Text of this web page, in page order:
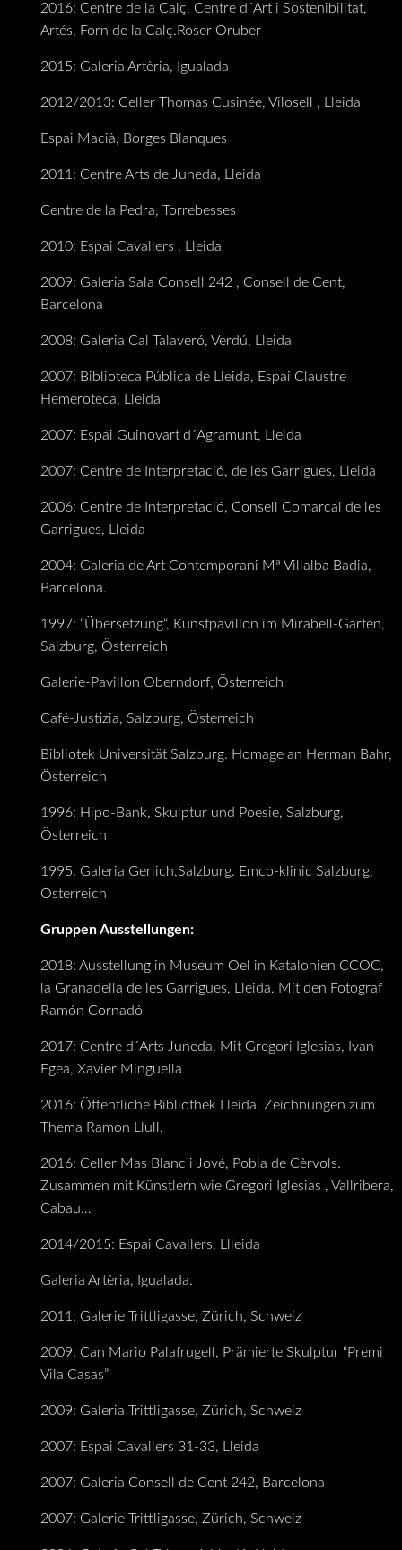
2016: Centre de la Calç, Centre d´Art i Sostenibilitat,
Artés, Forn de la Calç.Roser Oruber
2015: Galeria Artèria, Igualada
2012/2013: Celler Thomas Cusinée, Vilosell , Lleida
Espai Macià, Borges Blanques
2011: Centre Arts de Juneda, Lleida
Centre de la Pedra, Torrebesses
2010: Espai Cavallers , Lleida
2009: Galeria Sala Consell 242 , Consell de Cent,
Barcelona
2008: Galeria Cal Talaveró, Verdú, Lleida
2007: Biblioteca Pública de Lleida, Espai Claustre
Hemeroteca, Lleida
2007: Espai Guinovart d´Agramunt, Lleida
2007: Centre de Interpretació, de les Garrigues, Lleida
2006: Centre de Interpretació, Consell Comarcal de les
Garrigues, Lleida
2004: Galeria de Art Contemporani Mª Villalba Badia,
Barcelona.
1997: “Übersetzung“, Kunstpavillon im Mirabell-Garten,
Salzburg, Österreich
Galerie-Pavillon Oberndorf, Österreich
Café-Justizia, Salzburg, Österreich
Bibliotek Universität Salzburg. Homage an Herman Bahr,
Österreich
1996: Hipo-Bank, Skulptur und Poesie, Salzburg,
Österreich
1995: Galeria Gerlich,Salzburg. Emco-klinic Salzburg,
Österreich
Gruppen Ausstellungen:
2018: Ausstellung in Museum Oel in Katalonien CCOC,
la Granadella de les Garrigues, Lleida. Mit den Fotograf
Ramón Cornadó
2017: Centre d´Arts Juneda. Mit Gregori Iglesias, Ivan
Egea, Xavier Minguella
2016: Öffentliche Bibliothek Lleida, Zeichnungen zum
Thema Ramon Llull.
2016: Celler Mas Blanc i Jové, Pobla de Cèrvols.
Zusammen mit Künstlern wie Gregori Iglesias , Vallribera,
Cabau…
2014/2015: Espai Cavallers, Llleida
Galeria Artèria, Igualada.
2011: Galerie Trittligasse, Zürich, Schweiz
2009: Can Mario Palafrugell, Prämierte Skulptur “Premi
Vila Casas”
2009: Galeria Trittligasse, Zürich, Schweiz
2007: Espai Cavallers 31-33, Lleida
2007: Galeria Consell de Cent 242, Barcelona
2007: Galerie Trittligasse, Zürich, Schweiz